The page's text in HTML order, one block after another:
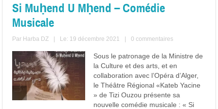
Si Muḥend U Mḥend – Comédie
Musicale
Par Harba DZ Le: 19 décembre 2021 0 commentaires
Sous le patronage de la Ministre de
la Culture et des arts, et en
collaboration avec l’Opéra d’Alger,
le Théâtre Régional «Kateb Yacine
» de Tizi Ouzou présente sa
nouvelle comédie musicale : « Si